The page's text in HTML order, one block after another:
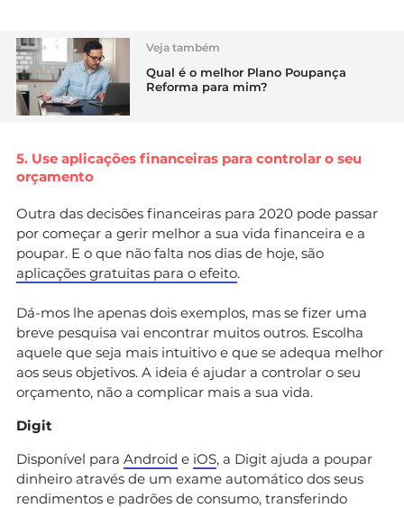
Veja também
Qual é o melhor Plano Poupança
Reforma para mim?
5. Use aplicações financeiras para controlar o seu
orçamento
Outra das decisões financeiras para 2020 pode passar
por começar a gerir melhor a sua vida financeira e a
poupar. E o que não falta nos dias de hoje, são
aplicações gratuitas para o efeito.
Dá-mos lhe apenas dois exemplos, mas se fizer uma
breve pesquisa vai encontrar muitos outros. Escolha
aquele que seja mais intuitivo e que se adequa melhor
aos seus objetivos. A ideia é ajudar a controlar o seu
orçamento, não a complicar mais a sua vida.
Digit
Disponível para Android e iOS, a Digit ajuda a poupar
dinheiro através de um exame automático dos seus
rendimentos e padrões de consumo, transferindo